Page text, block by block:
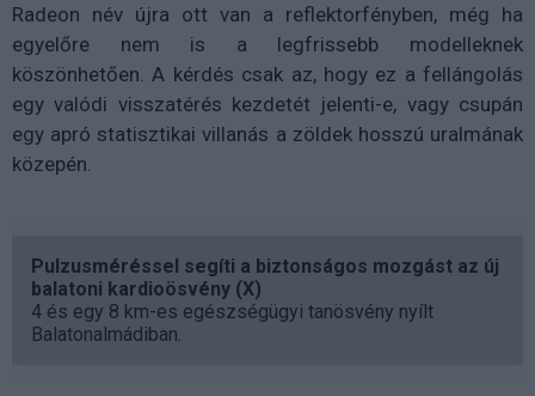
Radeon név újra ott van a reflektorfényben, még ha
egyelőre nem is a legfrissebb modelleknek
köszönhetően. A kérdés csak az, hogy ez a fellángolás
egy valódi visszatérés kezdetét jelenti-e, vagy csupán
egy apró statisztikai villanás a zöldek hosszú uralmának
közepén.
Pulzusméréssel segíti a biztonságos mozgást az új
balatoni kardioösvény (X)
4 és egy 8 km-es egészségügyi tanösvény nyílt
Balatonalmádiban.